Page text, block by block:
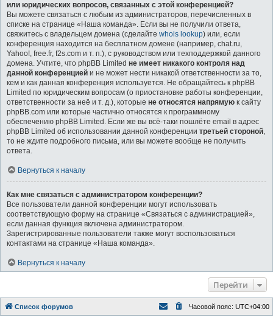
или юридических вопросов, связанных с этой конференцией?
Вы можете связаться с любым из администраторов, перечисленных в
списке на странице «Наша команда». Если вы не получили ответа,
свяжитесь с владельцем домена (сделайте whois lookup) или, если
конференция находится на бесплатном домене (например, chat.ru,
Yahoo!, free.fr, f2s.com и т. п.), с руководством или техподдержкой данного
домена. Учтите, что phpBB Limited не имеет никакого контроля над
данной конференцией и не может нести никакой ответственности за то,
кем и как данная конференция используется. Не обращайтесь к phpBB
Limited по юридическим вопросам (о приостановке работы конференции,
ответственности за неё и т. д.), которые не относятся напрямую к сайту
phpBB.com или которые частично относятся к программному
обеспечению phpBB Limited. Если же вы всё-таки пошлёте email в адрес
phpBB Limited об использовании данной конференции третьей стороной,
то не ждите подробного письма, или вы можете вообще не получить
ответа.
Вернуться к началу
Как мне связаться с администратором конференции?
Все пользователи данной конференции могут использовать
соответствующую форму на странице «Связаться с администрацией»,
если данная функция включена администратором.
Зарегистрированные пользователи также могут воспользоваться
контактами на странице «Наша команда».
Вернуться к началу
Перейти
Список форумов Часовой пояс: UTC+04:00